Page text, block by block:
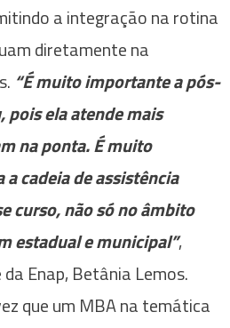
a integração na rotina
diretamente na
“É muito importante a pós-
pois ela atende mais
na ponta. É muito
cadeia de assistência
curso, não só no âmbito
estadual e municipal”,
Enap, Betânia Lemos.
que um MBA na temática